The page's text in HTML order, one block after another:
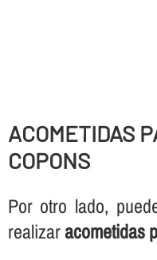
ACOMETIDAS
COPONS
Por otro lado,
realizaracometidas